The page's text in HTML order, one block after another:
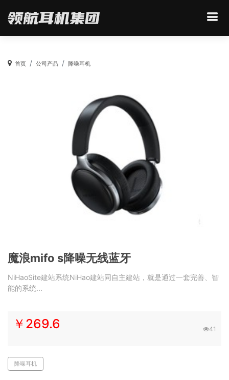
首页 公司产品 降噪耳机
魔浪mifo s降噪无线蓝牙
NiHaoSite建站系统NiHao建站同自主建站，就是通过一套完善、智
能的系统...
￥269.6 41
降噪耳机